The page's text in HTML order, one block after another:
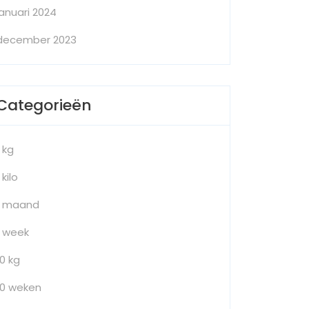
2024
2023
kg
kilo
maand
week
kg
weken